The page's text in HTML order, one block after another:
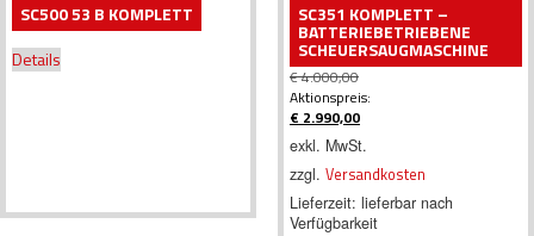
SC500 53 B KOMPLETT
Details
SC351 KOMPLETT –
BATTERIEBETRIEBENE
SCHEUERSAUGMASCHINE
€4.000,00
Ursprünglicher
Preis
war:
€ 4.000,00
Aktionspreis:
€ 2.990,00
Aktueller
Preis
ist:
€ 2.990,00.
exkl. MwSt.
zzgl. Versandkosten
Lieferzeit: lieferbar nach
Verfügbarkeit